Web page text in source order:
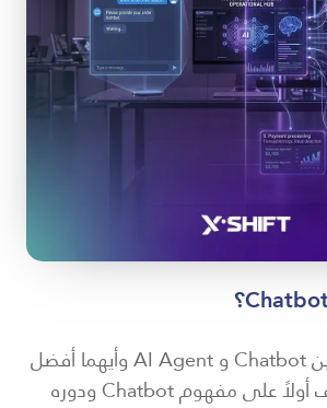
قبل فهم الفرق بين Chatbot و AI Agent وأيهما أفضل
لعملك يجب التعرف أولاً على مفهوم Chatbot ودوره